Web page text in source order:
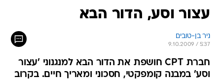
עצור וסע, הדור הבא
ניר בן-טובים
9.10.2009 / 5:37
חברת CPT חושפת את הדור הבא למנגנוני 'עצור
וסע' במבנה קומפקטי, חסכוני ומאריך חיים. בקרוב